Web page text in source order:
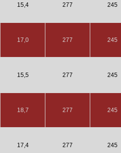
15,4 277 245
17,0 277 245
15,5 277 245
18,7 277 245
17,4 277 245